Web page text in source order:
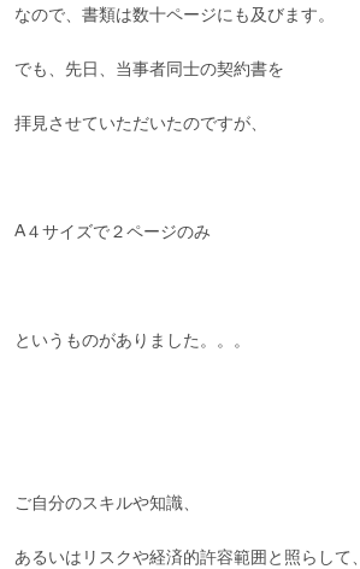
なので、書類は数十ページにも及びます。
でも、先日、当事者同士の契約書を
拝見させていただいたのですが、
A４サイズで２ページのみ
というものがありました。。。
ご自分のスキルや知識、
あるいはリスクや経済的許容範囲と照らして、